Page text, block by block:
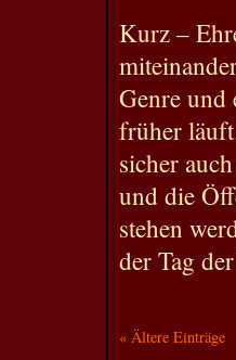
Kurz –
Genre und
früher
sicher
und die
stehen
der Tag
« Ältere Einträge